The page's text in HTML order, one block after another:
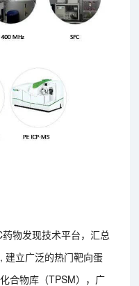
物发现技术平台，汇总
建立广泛的热门靶向蛋
合物库（TPSM），广